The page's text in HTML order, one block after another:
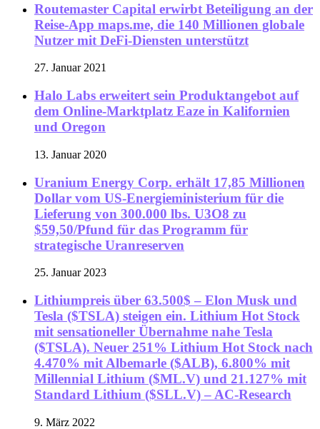
Routemaster Capital erwirbt Beteiligung an der
Reise-App maps.me, die 140 Millionen globale
Nutzer mit DeFi-Diensten unterstützt
27. Januar 2021
Halo Labs erweitert sein Produktangebot auf
dem Online-Marktplatz Eaze in Kalifornien
und Oregon
13. Januar 2020
Uranium Energy Corp. erhält 17,85 Millionen
Dollar vom US-Energieministerium für die
Lieferung von 300.000 lbs. U3O8 zu
$59,50/Pfund für das Programm für
strategische Uranreserven
25. Januar 2023
Lithiumpreis über 63.500$ – Elon Musk und
Tesla ($TSLA) steigen ein. Lithium Hot Stock
mit sensationeller Übernahme nahe Tesla
($TSLA). Neuer 251% Lithium Hot Stock nach
4.470% mit Albemarle ($ALB), 6.800% mit
Millennial Lithium ($ML.V) und 21.127% mit
Standard Lithium ($SLL.V) – AC-Research
9. März 2022